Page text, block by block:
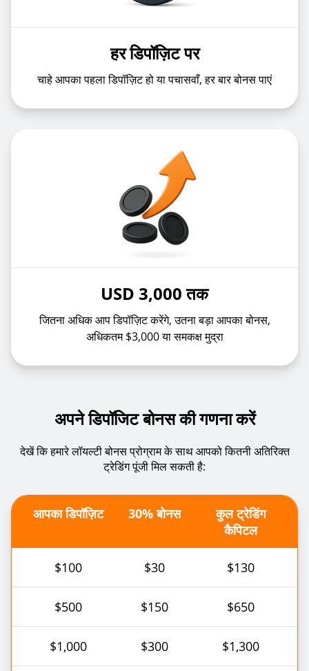
हर डिपॉज़िट पर
चाहे आपका पहला डिपॉज़िट हो या पचासवाँ, हर बार बोनस पाएं
USD 3,000 तक
जितना अधिक आप डिपॉज़िट करेंगे, उतना बड़ा आपका बोनस,
अधिकतम $3,000 या समकक्ष मुद्रा
अपने डिपॉजिट बोनस की गणना करें
देखें कि हमारे लॉयल्टी बोनस प्रोग्राम के साथ आपको कितनी अतिरिक्त
ट्रेडिंग पूंजी मिल सकती है:
आपका डिपॉज़िट 30% बोनस
कुल ट्रेडिंग
कैपिटल
$100 $30 $130
$500 $150 $650
$1,000 $300 $1,300